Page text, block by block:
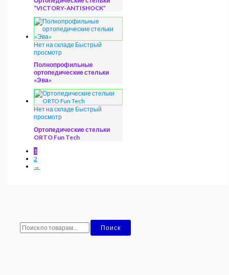
И
Поиск
“VICTORY-ANTISHOCK”
Нет на складе Быстрый
просмотр
Полнопрофильные
ортопедические стельки
«Эва»
Нет на складе Быстрый
просмотр
Ортопедические стельки
ORTO Fun Tech
1
2
→